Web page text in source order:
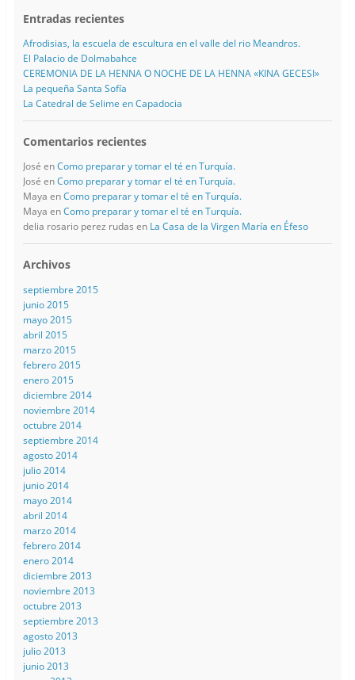
Entradas recientes
Afrodisias, la escuela de escultura en el valle del rio Meandros.
El Palacio de Dolmabahce
CEREMONIA DE LA HENNA O NOCHE DE LA HENNA «KINA GECESI»
La pequeña Santa Sofía
La Catedral de Selime en Capadocia
Comentarios recientes
José enComo preparar y tomar el té en Turquía.
José enComo preparar y tomar el té en Turquía.
Maya enComo preparar y tomar el té en Turquía.
Maya enComo preparar y tomar el té en Turquía.
delia rosario perez rudas en La Casa de la Virgen María en Éfeso
Archivos
septiembre 2015
junio 2015
mayo 2015
abril 2015
marzo 2015
febrero 2015
enero 2015
diciembre 2014
noviembre 2014
octubre 2014
septiembre 2014
agosto 2014
julio 2014
junio 2014
mayo 2014
abril 2014
marzo 2014
febrero 2014
enero 2014
diciembre 2013
noviembre 2013
octubre 2013
septiembre 2013
agosto 2013
julio 2013
junio 2013